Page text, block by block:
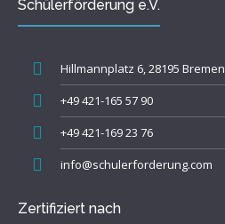
Schülerförderung e.V.
Hillmannplatz 6, 28195 Bremen
+49 421-165 57 90
+49 421-169 23 76
info@schulerforderung.com
Zertifiziert nach